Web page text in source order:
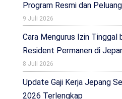
Program Resmi dan
9 Juli 2026
Cara Mengurus Izin Tinggal
Resident Permanen di
8 Juli 2026
Update Gaji Kerja Jepang
2026 Terlengkap